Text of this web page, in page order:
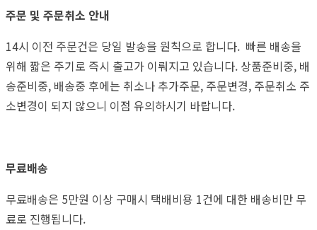
주문 및 주문취소 안내
14시 이전 주문건은 당일 발송을 원칙으로 합니다. 빠른 배송을
위해 짧은 주기로 즉시 출고가 이뤄지고 있습니다. 상품준비중, 배
송준비중, 배송중 후에는 취소나 추가주문, 주문변경, 주문취소 주
소변경이 되지 않으니 이점 유의하시기 바랍니다.
무료배송
무료배송은 5만원 이상 구매시 택배비용 1건에 대한 배송비만 무
료로 진행됩니다.